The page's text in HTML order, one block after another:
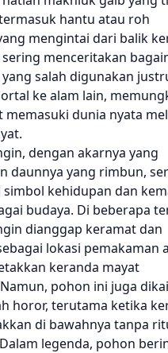
hantu atau roh
mengintai dari balik
menceritakan
salah digunakan
ke alam lain,
memasuki dunia nyata
dengan akarnya yang
daunnya yang rimbun,
simbol kehidupan dan
budaya. Di beberapa
dianggap keramat dan
lokasi pemakaman
keranda mayat
pohon ini juga
horor, terutama ketika
di bawahnya tanpa
legenda, pohon